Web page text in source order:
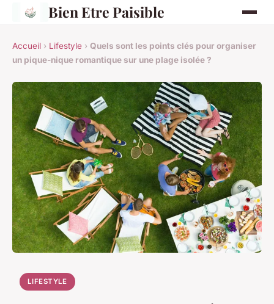
Bien Etre Paisible
Accueil › Lifestyle › Quels sont les points clés pour organiser
un pique-nique romantique sur une plage isolée ?
LIFESTYLE